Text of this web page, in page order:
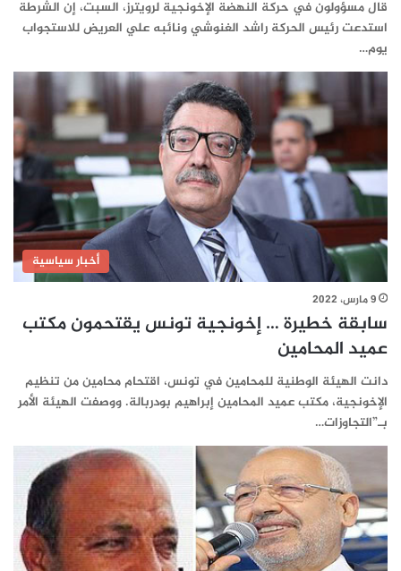
قال مسؤولون في حركة النهضة الإخونجية لرويترز، السبت، إن الشرطة
استدعت رئيس الحركة راشد الغنوشي ونائبه علي العريض للاستجواب
يوم…
أخبار سياسية
9 مارس، 2022
سابقة خطيرة … إخونجية تونس يقتحمون مكتب
عميد المحامين
دانت الهيئة الوطنية للمحامين في تونس، اقتحام محامين من تنظيم
الإخونجية، مكتب عميد المحامين إبراهيم بودربالة. ووصفت الهيئة الأمر
بـ”التجاوزات…